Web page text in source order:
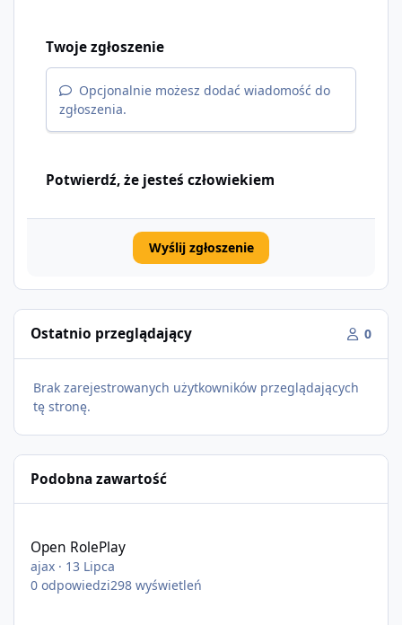
Twoje zgłoszenie
Opcjonalnie możesz dodać wiadomość do
zgłoszenia.
Potwierdź, że jesteś człowiekiem
Wyślij zgłoszenie
Ostatnio przeglądający 0
Brak zarejestrowanych użytkowników przeglądających
tę stronę.
Podobna zawartość
Open RolePlay
ajax · 13 Lipca
0 odpowiedzi298 wyświetleń